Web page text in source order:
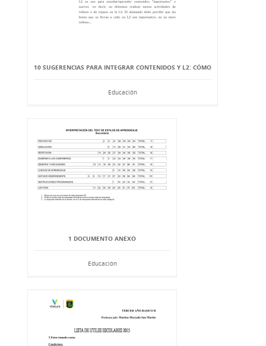
10 SUGERENCIAS PARA INTEGRAR CONTENIDOS Y L2: CÓMO
Educación
1 DOCUMENTO ANEXO
Educación